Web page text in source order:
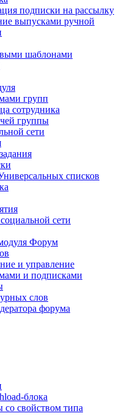
подписки на рассылку
выпусками ручной
шаблонами
групп
сотрудника
группы
сети
списков
сети
Форум
и управление
и подписками
слов
форума
блока
свойством типа